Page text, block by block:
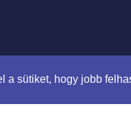
a sütiket, hogy jobb